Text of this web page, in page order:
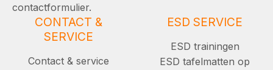
contactformulier.
CONTACT &
SERVICE
Contact & service
ESD SERVICE
ESD trainingen
ESD tafelmatten op